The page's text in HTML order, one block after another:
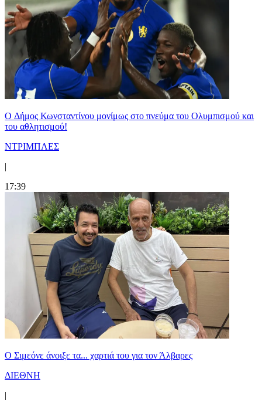
O Δήμος Κωνσταντίνου μονίμως στο πνεύμα του Ολυμπισμού και
του αθλητισμού!
ΝΤΡΙΜΠΛΕΣ
|
17:39
Ο Σιμεόνε άνοιξε τα... χαρτιά του για τον Άλβαρες
ΔΙΕΘΝΗ
|